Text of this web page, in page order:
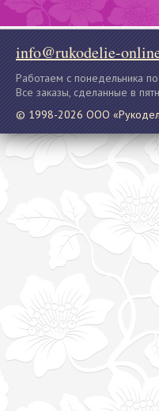
info@rukodelie-
Работаем с понедельника
Все заказы, сделанные в
© 1998-2026 ООО